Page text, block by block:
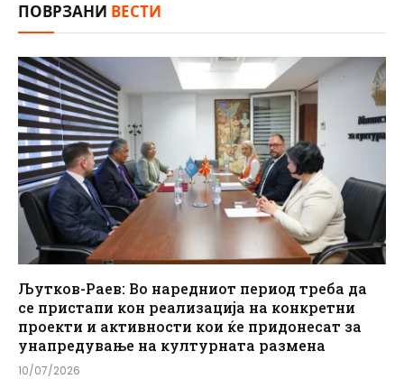
ПОВРЗАНИ ВЕСТИ
Љутков-Раев: Во наредниот период треба да
се пристапи кон реализација на конкретни
проекти и активности кои ќе придонесат за
унапредување на културната размена
10/07/2026